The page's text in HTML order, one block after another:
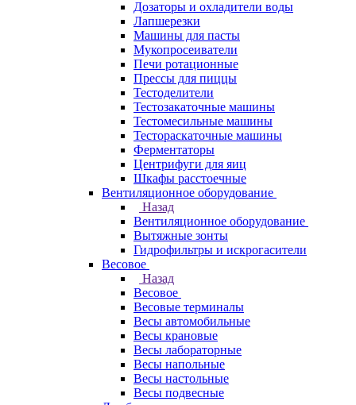
Дозаторы и охладители воды
Лапшерезки
Машины для пасты
Мукопросеиватели
Печи ротационные
Прессы для пиццы
Тестоделители
Тестозакаточные машины
Тестомесильные машины
Тестораскаточные машины
Ферментаторы
Центрифуги для яиц
Шкафы расстоечные
Вентиляционное оборудование
Назад
Вентиляционное оборудование
Вытяжные зонты
Гидрофильтры и искрогасители
Весовое
Назад
Весовое
Весовые терминалы
Весы автомобильные
Весы крановые
Весы лабораторные
Весы напольные
Весы настольные
Весы подвесные